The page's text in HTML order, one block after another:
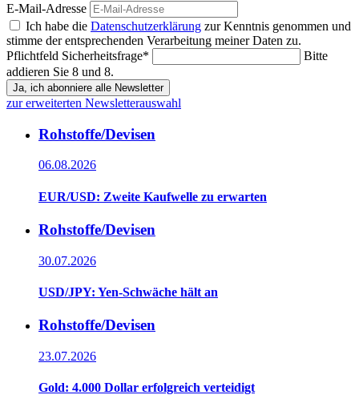
E-Mail-Adresse
Ich habe die Datenschutzerklärung zur Kenntnis genommen und
stimme der entsprechenden Verarbeitung meiner Daten zu.
Pflichtfeld Sicherheitsfrage*
Bitte
addieren Sie 8 und 8.
Ja, ich abonniere alle Newsletter
zur erweiterten Newsletterauswahl
Rohstoffe/Devisen
06.08.2026
EUR/USD: Zweite Kaufwelle zu erwarten
Rohstoffe/Devisen
30.07.2026
USD/JPY: Yen-Schwäche hält an
Rohstoffe/Devisen
23.07.2026
Gold: 4.000 Dollar erfolgreich verteidigt